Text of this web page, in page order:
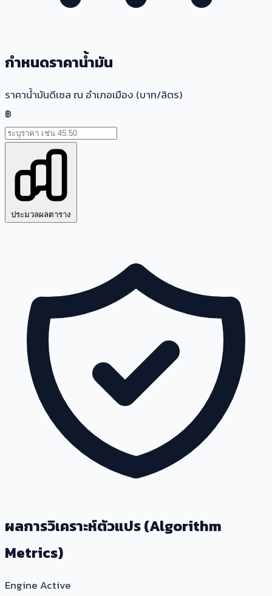
กำหนดราคาน้ำมัน
ราคาน้ำมันดีเซล ณ อำเภอเมือง (บาท/ลิตร)
฿
ประมวลผลตาราง
ผลการวิเคราะห์ตัวแปร (Algorithm
Metrics)
Engine Active